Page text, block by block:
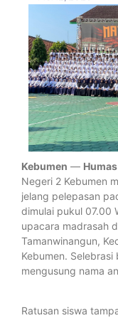
Kebumen — Humas
Negeri 2 Kebumen
jelang pelepasan
dimulai pukul 07.00
upacara madrasah
Tamanwinangun,
Kebumen.
mengusung nama
Ratusan siswa